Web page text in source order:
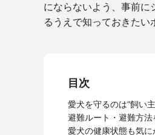
にならないよう、事前に
るうえで知っておきたい
目次
愛犬を守るのは“飼い
避難ルート・避難方法
愛犬の健康状態も気に